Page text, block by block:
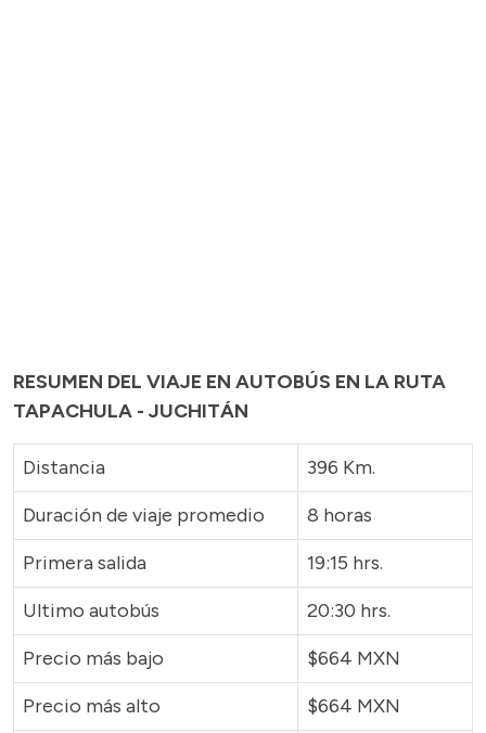
RESUMEN DEL VIAJE EN AUTOBÚS EN LA RUTA
TAPACHULA - JUCHITÁN
Distancia
396 Km.
Duración de viaje promedio
8 horas
Primera salida
19:15 hrs.
Ultimo autobús
20:30 hrs.
Precio más bajo
$664 MXN
Precio más alto
$664 MXN